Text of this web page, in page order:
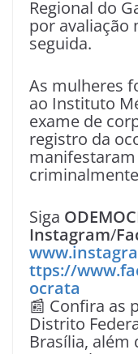
Regional do
por avaliação
seguida.
As mulheres
ao Instituto
exame de
registro da
Siga
Instagram/
ttps://
ocrata
📰 Confira as
Distrito
Brasília, além